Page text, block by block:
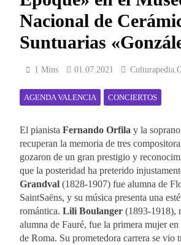
Nacional de
Suntuarias
1 Mins 01.07.2021
AGENDA VALENCIA CONCIERTOS
El pianista Fernando Orfila y la soprano
recuperan la memoria de tres
gozaron de un gran prestigio y
que la posteridad ha preterido
Grandval (1828-1907) fue alumna de
SaintSaëns, y su música presenta una
romántica. Lili Boulanger (1893-1918),
alumna de Fauré, fue la primera mujer
de Roma. Su prometedora carrera se vio